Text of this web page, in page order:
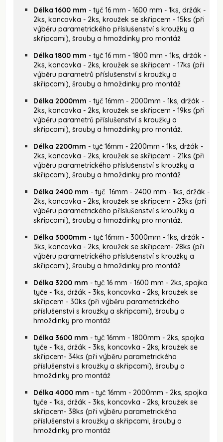
Délka 1600 mm - tyč 16 mm - 1600 mm - 1ks, držák -
2ks, koncovka - 2ks, kroužek se skřipcem - 15ks (při
výběru parametrického příslušenství s kroužky a
skřipcami), šrouby a hmoždinky pro montáž
Délka 1800 mm - tyč 16 mm - 1800 mm - 1ks, držák -
2ks, koncovka - 2ks, kroužek se skřipcem - 17ks (při
výběru parametrů příslušenství s kroužky a
skřipcami), šrouby a hmoždinky pro montáž
Délka 2000mm - tyč 16mm - 2000mm - 1ks, držák -
2ks, koncovka - 2ks, kroužek se skřipcem - 19ks (při
výběru parametrů příslušenství s kroužky a
skřipcami), šrouby a hmoždinky pro montáž.
Délka 2200mm - tyč 16mm - 2200mm - 1ks, držák -
2ks, koncovka - 2ks, kroužek se skřipcem - 21ks (při
výběru parametrického příslušenství s kroužky a
skřipcami), šrouby a hmoždinky pro montáž
Délka 2400 mm - tyč 16mm - 2400 mm - 1ks, držák -
2ks, koncovka - 2ks, kroužek se skřipcem - 23ks (při
výběru parametrického příslušenství s kroužky a
skřipcami), šrouby a hmoždinky pro montáž.
Délka 3000mm - tyč 16mm - 3000mm - 1ks, držák -
3ks, koncovka - 2ks, kroužek se skřipcem- 28ks (při
výběru parametrického příslušenství s kroužky a
skřipcami), šrouby a hmoždinky pro montáž
Délka 3200 mm - tyč 16 mm - 1600 mm - 2ks, spojka
tyče - 1ks, držák - 3ks, koncovka - 2ks, kroužek se
skřipcem - 30ks (při výběru parametrického
příslušenství s kroužky a skřipcami), šrouby a
hmoždinky pro montáž
Délka 3600 mm - tyč 16mm - 1800mm - 2ks, spojka
tyče - 1ks, držák - 3ks, koncovka - 2ks, kroužek se
skřipcem- 34ks (při výběru parametrického
příslušenství s kroužky a skřipcami), šrouby a
hmoždinky pro montáž
Délka 4000 mm - tyč 16mm - 2000mm - 2ks, spojka
tyče - 1ks, držák - 3ks, koncovka - 2ks, kroužek se
skřipcem- 38ks (při výběru parametrického
příslušenství s kroužky a skřipcami, šrouby a
hmoždinky pro montáž